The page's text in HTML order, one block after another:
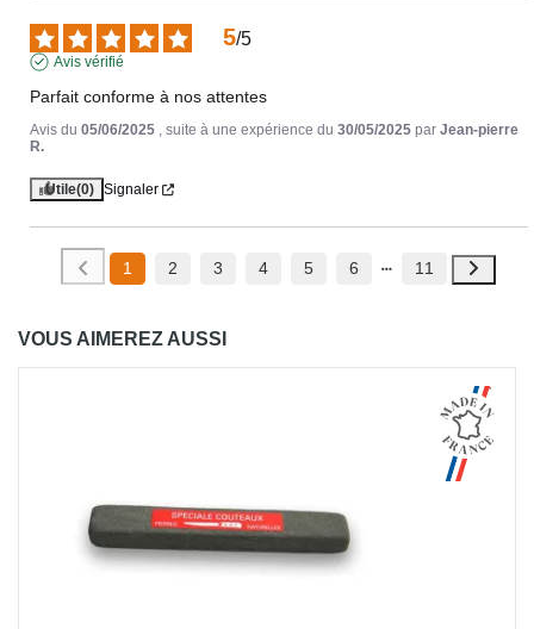
5/5
Avis vérifié
Parfait conforme à nos attentes
Avis du 05/06/2025 , suite à une expérience du 30/05/2025 par Jean-pierre
R.
Utile(0) Signaler
1 2 3 4 5 6 11
VOUS AIMEREZ AUSSI